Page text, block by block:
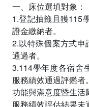
一、床位選填對象：
1.登記抽籤且獲115
證金繳納者。
2.以特殊個案方式
通過者。
3.114學年度各宿舍
服務績效通過評鑑
功能與滿意度暨生活
服務績效評估結果